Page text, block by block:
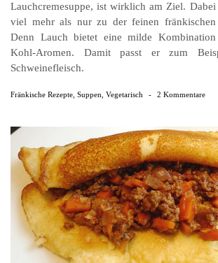
Lauchcremesuppe, ist wirklich am Ziel.
viel mehr als nur zu der feinen fränkischen
Denn Lauch bietet eine milde
Kohl-Aromen. Damit passt er zum
Schweinefleisch.
Fränkische Rezepte Suppen Vegetarisch - 2 Kommentare